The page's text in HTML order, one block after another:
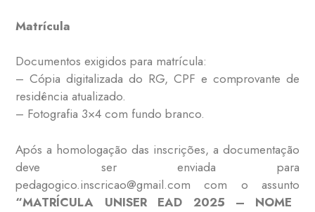
Matrícula
Documentos exigidos para matrícula:
– Cópia digitalizada do RG, CPF e comprovante de
residência atualizado.
– Fotografia 3×4 com fundo branco.
Após a homologação das inscrições, a documentação
deve ser enviada para
pedagogico.inscricao@gmail.com com o assunto
“MATRÍCULA UNISER EAD 2025 – NOME